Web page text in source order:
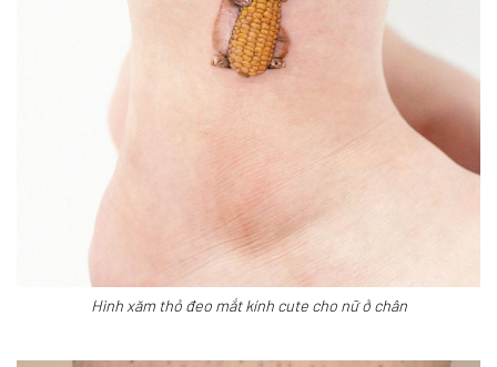
Hình xăm thỏ đeo mắt kính cute cho nữ ở chân